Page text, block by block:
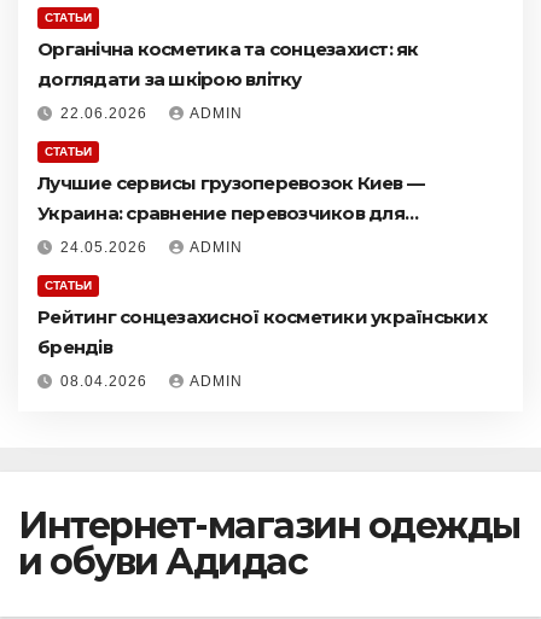
СТАТЬИ
Органічна косметика та сонцезахист: як
доглядати за шкірою влітку
22.06.2026 ADMIN
СТАТЬИ
Лучшие сервисы грузоперевозок Киев —
Украина: сравнение перевозчиков для
доставки грузов
24.05.2026 ADMIN
СТАТЬИ
Рейтинг сонцезахисної косметики українських
брендів
08.04.2026 ADMIN
Интернет-магазин одежды
и обуви Адидас